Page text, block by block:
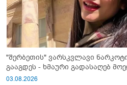
"შერბეთის" ვარსკვლავი
გააგდეს - ხმაური გადასაღებ
03.08.2026